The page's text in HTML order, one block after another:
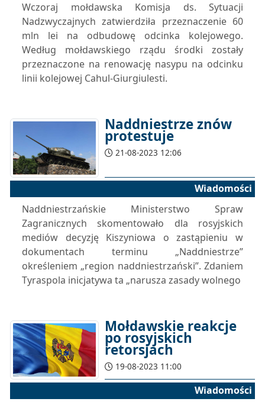
Wczoraj mołdawska Komisja ds. Sytuacji
Nadzwyczajnych zatwierdziła przeznaczenie 60
mln lei na odbudowę odcinka kolejowego.
Według mołdawskiego rządu środki zostały
przeznaczone na renowację nasypu na odcinku
linii kolejowej Cahul-Giurgiulesti.
Naddniestrze znów
protestuje
21-08-2023 12:06
Wiadomości
Naddniestrzańskie Ministerstwo Spraw
Zagranicznych skomentowało dla rosyjskich
mediów decyzję Kiszyniowa o zastąpieniu w
dokumentach terminu „Naddniestrze”
określeniem „region naddniestrzański”. Zdaniem
Tyraspola inicjatywa ta „narusza zasady wolnego
Mołdawskie reakcje
po rosyjskich
retorsjach
19-08-2023 11:00
Wiadomości